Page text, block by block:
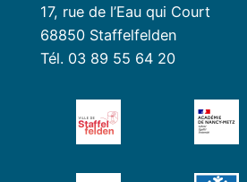
17, rue de l’Eau qui Court
68850 Staffelfelden
Tél. 03 89 55 64 20